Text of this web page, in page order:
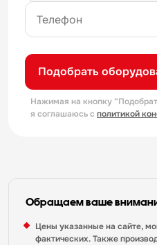
Подобрать
Нажимая на кнопку
я соглашаюсь с политикой
Обращаем ваше
Цены указанные на сайте,
фактических. Также